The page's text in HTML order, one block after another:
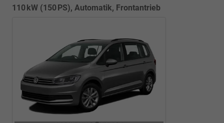
110 kW (150 PS), Automatik, Frontantrieb